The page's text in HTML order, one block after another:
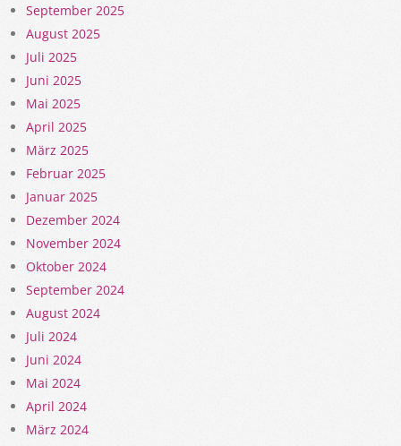
September 2025
August 2025
Juli 2025
Juni 2025
Mai 2025
April 2025
März 2025
Februar 2025
Januar 2025
Dezember 2024
November 2024
Oktober 2024
September 2024
August 2024
Juli 2024
Juni 2024
Mai 2024
April 2024
März 2024